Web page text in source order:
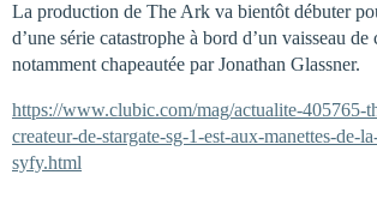
La production de The Ark va bientôt débuter
d’une série catastrophe à bord d’un vaisseau
notamment chapeautée par Jonathan Glassner.
https://www.clubic.com/mag/actualite-405765-
createur-de-stargate-sg-1-est-aux-manettes-de-
syfy.html